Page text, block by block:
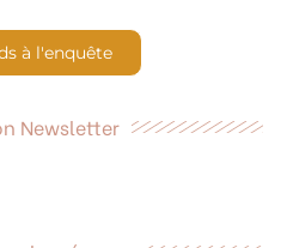
à l'enquête
Newsletter